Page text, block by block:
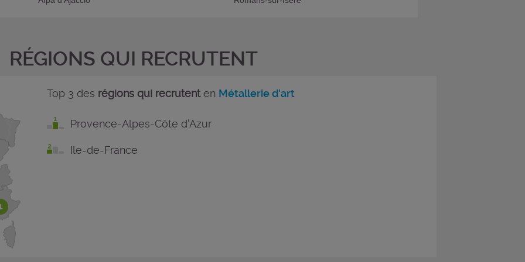
RÉGIONS QUI RECRUTENT
Top 3 des régions qui recrutenten Métallerie d'art
Provence-Alpes-Côte d'Azur
Ile-de-France